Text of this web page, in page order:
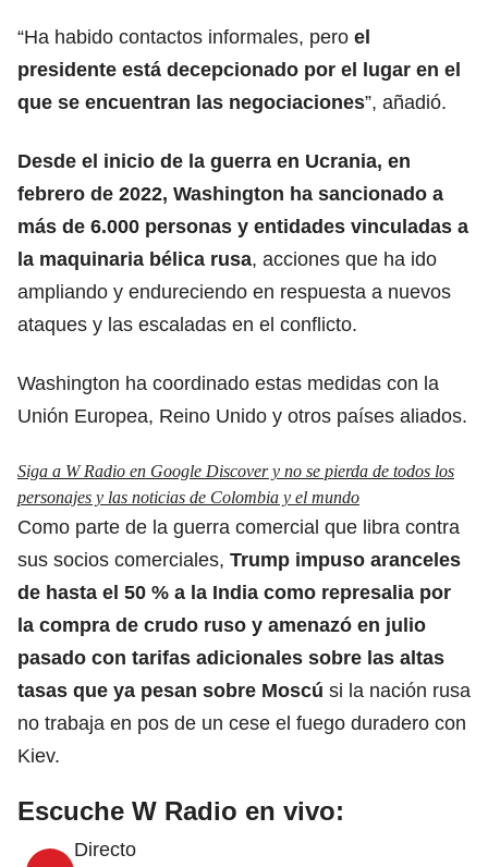
“Ha habido contactos informales, pero el
presidente está decepcionado por el lugar en el
que se encuentran las negociaciones”, añadió.
Desde el inicio de la guerra en Ucrania, en
febrero de 2022, Washington ha sancionado a
más de 6.000 personas y entidades vinculadas a
la maquinaria bélica rusa, acciones que ha ido
ampliando y endureciendo en respuesta a nuevos
ataques y las escaladas en el conflicto.
Washington ha coordinado estas medidas con la
Unión Europea, Reino Unido y otros países aliados.
Siga a W Radio en Google Discover y no se pierda de todos los
personajes y las noticias de Colombia y el mundo
Como parte de la guerra comercial que libra contra
sus socios comerciales, Trump impuso aranceles
de hasta el 50 % a la India como represalia por
la compra de crudo ruso y amenazó en julio
pasado con tarifas adicionales sobre las altas
tasas que ya pesan sobre Moscú si la nación rusa
no trabaja en pos de un cese el fuego duradero con
Kiev.
Escuche W Radio en vivo:
Directo